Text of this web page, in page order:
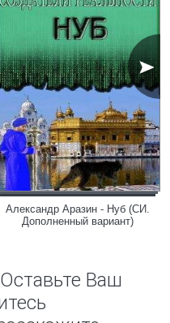
Александр Аразин - Нуб (СИ.
Дополненный вариант)
Ваш